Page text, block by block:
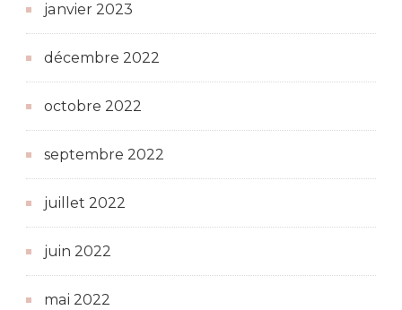
janvier 2023
décembre 2022
octobre 2022
septembre 2022
juillet 2022
juin 2022
mai 2022